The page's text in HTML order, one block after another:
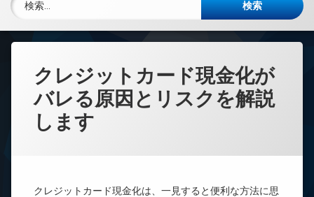
クレジットカード現金化が
バレる原因とリスクを解説
します
クレジットカード現金化は、一見すると便利な方法に思